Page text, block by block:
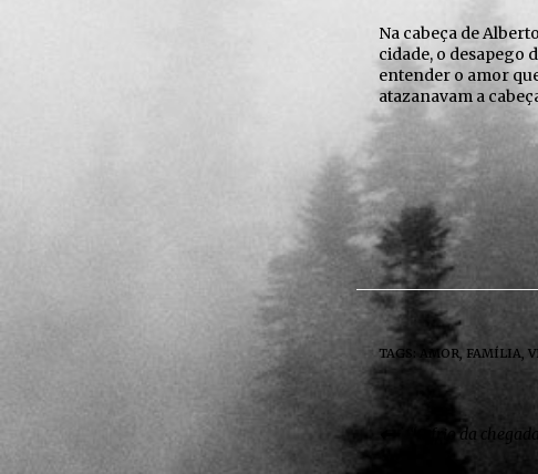
Na cabeça de
cidade, o desapego
entender o amor
atazanavam a
TAGS: AMOR, FAMÍLIA,
“O frio da